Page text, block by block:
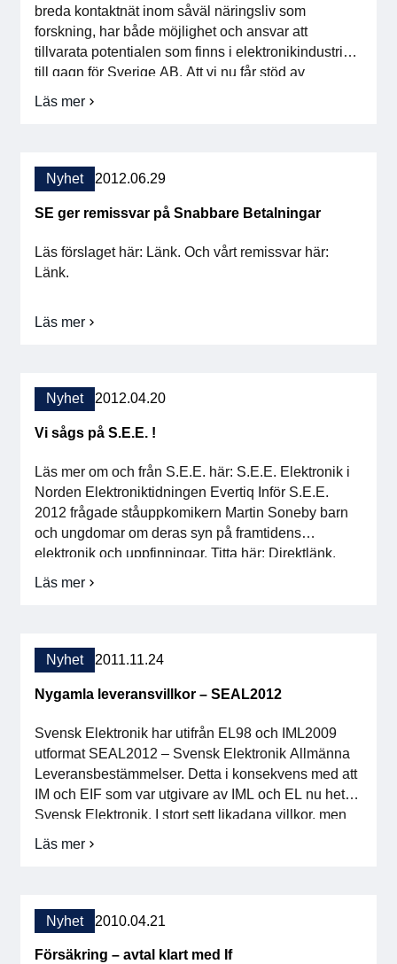
Sektioner & Forum
Svensk Elektronik i media
SCAPE 2026
breda kontaktnät inom såväl näringsliv som
forskning, har både möjlighet och ansvar att
tillvarata potentialen som finns i elektronikindustrin,
till gagn för Sverige AB. Att vi nu får stöd av
VINNOVA är ett klart erkännande av betydelsen av
Läs mer
om
Nationell
agenda
för
elektronikindustrin
Nyhet 2012.06.29
SE ger remissvar på Snabbare Betalningar
Läs förslaget här: Länk. Och vårt remissvar här:
Länk.
Läs mer
om
på
Snabbare
Betalningar
Nyhet 2012.04.20
Vi sågs på S.E.E. !
Läs mer om och från S.E.E. här: S.E.E. Elektronik i
Norden Elektroniktidningen Evertiq Inför S.E.E.
2012 frågade ståuppkomikern Martin Soneby barn
och ungdomar om deras syn på framtidens
elektronik och uppfinningar. Titta här: Direktlänk.
Filmerna visas på S.E.E.s hemsida, www.see-
Läs mer
om
S.E.E.
!
Nyhet 2011.11.24
Nygamla leveransvillkor – SEAL2012
Svensk Elektronik har utifrån EL98 och IML2009
utformat SEAL2012 – Svensk Elektronik Allmänna
Leveransbestämmelser. Detta i konsekvens med att
IM och EIF som var utgivare av IML och EL nu heter
Svensk Elektronik. I stort sett likadana villkor, men
nu med ”rätt” namn. SEAL2012 finns att ladda ner –
Läs mer
om
SEAL2012
Nyhet 2010.04.21
Försäkring – avtal klart med If